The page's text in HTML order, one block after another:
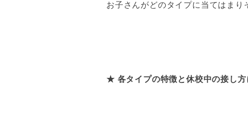
お子さんがどのタイプに当てはま
★ 各タイプの特徴と休校中の接し